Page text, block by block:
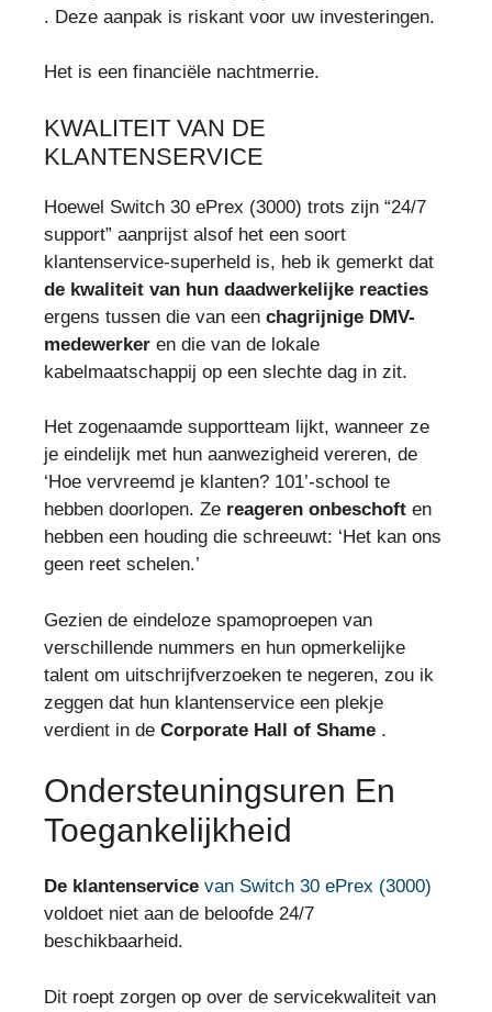
. Deze aanpak is riskant voor uw investeringen.
Het is een financiële nachtmerrie.
KWALITEIT VAN DE
KLANTENSERVICE
Hoewel Switch 30 ePrex (3000) trots zijn “24/7
support” aanprijst alsof het een soort
klantenservice-superheld is, heb ik gemerkt dat
de kwaliteit van hun daadwerkelijke reacties
ergens tussen die van een chagrijnige DMV-
medewerker en die van de lokale
kabelmaatschappij op een slechte dag in zit.
Het zogenaamde supportteam lijkt, wanneer ze
je eindelijk met hun aanwezigheid vereren, de
‘Hoe vervreemd je klanten? 101’-school te
hebben doorlopen. Ze reageren onbeschoft en
hebben een houding die schreeuwt: ‘Het kan ons
geen reet schelen.’
Gezien de eindeloze spamoproepen van
verschillende nummers en hun opmerkelijke
talent om uitschrijfverzoeken te negeren, zou ik
zeggen dat hun klantenservice een plekje
verdient in de Corporate Hall of Shame .
Ondersteuningsuren En
Toegankelijkheid
De klantenservice van Switch 30 ePrex (3000)
voldoet niet aan de beloofde 24/7
beschikbaarheid.
Dit roept zorgen op over de servicekwaliteit van